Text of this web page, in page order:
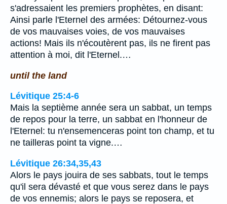
s'adressaient les premiers prophètes, en disant:
Ainsi parle l'Eternel des armées: Détournez-vous
de vos mauvaises voies, de vos mauvaises
actions! Mais ils n'écoutèrent pas, ils ne firent pas
attention à moi, dit l'Eternel.…
until the land
Lévitique 25:4-6
Mais la septième année sera un sabbat, un temps
de repos pour la terre, un sabbat en l'honneur de
l'Eternel: tu n'ensemenceras point ton champ, et tu
ne tailleras point ta vigne.…
Lévitique 26:34,35,43
Alors le pays jouira de ses sabbats, tout le temps
qu'il sera dévasté et que vous serez dans le pays
de vos ennemis; alors le pays se reposera, et